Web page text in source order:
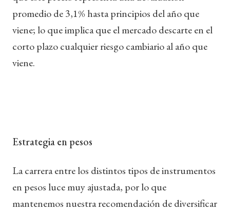
promedio de 3,1% hasta principios del año que
viene; lo que implica que el mercado descarte en el
corto plazo cualquier riesgo cambiario al año que
viene.
Estrategia en pesos
La carrera entre los distintos tipos de instrumentos
en pesos luce muy ajustada, por lo que
mantenemos nuestra recomendación de diversificar